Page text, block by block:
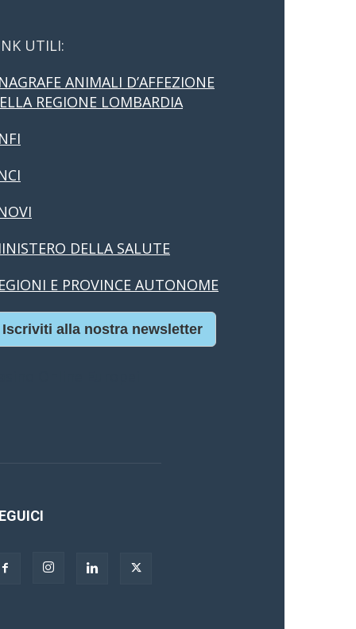
UTILI:
ANIMALI D’AFFEZIONE
REGIONE LOMBARDIA
DELLA SALUTE
E PROVINCE AUTONOME
Iscriviti alla nostra newsletter